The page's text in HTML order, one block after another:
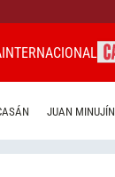
INTERNACIONAL
JUAN MINUJÍN